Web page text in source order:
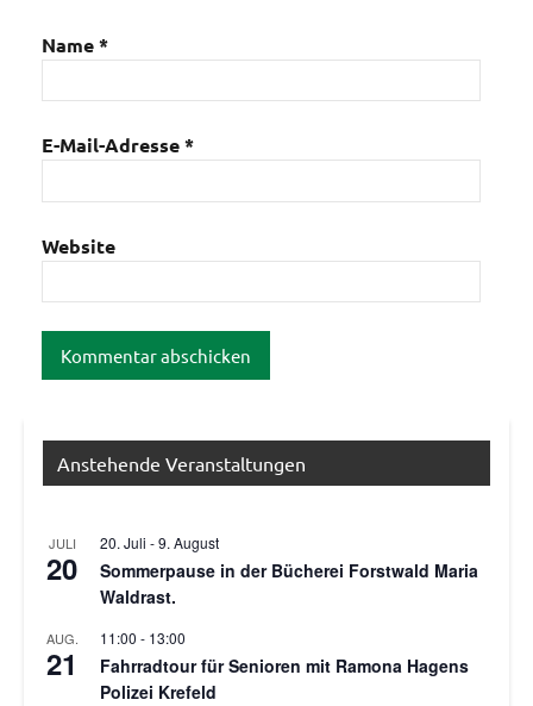
Name*
E-Mail-Adresse*
Website
Anstehende Veranstaltungen
JULI
20
20. Juli -9. August
Sommerpause in der Bücherei Forstwald Maria
Waldrast.
AUG.
21
11:00 - 13:00
Fahrradtour für Senioren mit Ramona Hagens
Polizei Krefeld